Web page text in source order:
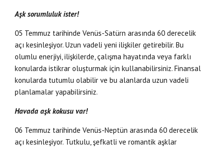
Aşk sorumluluk ister!
05 Temmuz tarihinde Venüs-Satürn arasında 60 derecelik
açı kesinleşiyor. Uzun vadeli yeni ilişkiler getirebilir. Bu
olumlu enerjiyi, ilişkilerde, çalışma hayatında veya farklı
konularda istikrar oluşturmak için kullanabilirsiniz. Finansal
konularda tutumlu olabilir ve bu alanlarda uzun vadeli
planlamalar yapabilirsiniz.
Havada aşk kokusu var!
06 Temmuz tarihinde Venüs-Neptün arasında 60 derecelik
açı kesinleşiyor. Tutkulu, şefkatli ve romantik aşklar